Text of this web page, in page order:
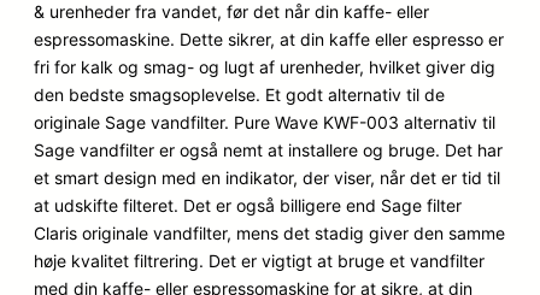
& urenheder fra vandet, før det når din kaffe- eller
espressomaskine. Dette sikrer, at din kaffe eller espresso er
fri for kalk og smag- og lugt af urenheder, hvilket giver dig
den bedste smagsoplevelse. Et godt alternativ til de
originale Sage vandfilter. Pure Wave KWF-003 alternativ til
Sage vandfilter er også nemt at installere og bruge. Det har
et smart design med en indikator, der viser, når det er tid til
at udskifte filteret. Det er også billigere end Sage filter
Claris originale vandfilter, mens det stadig giver den samme
høje kvalitet filtrering. Det er vigtigt at bruge et vandfilter
med din kaffe- eller espressomaskine for at sikre, at din